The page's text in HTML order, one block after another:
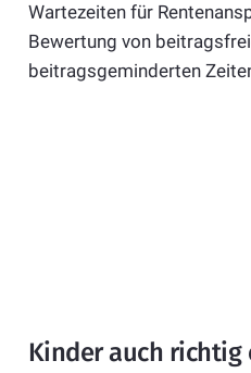
Wartezeiten für
Bewertung von
beitragsgeminderten
Kinder auch richtig